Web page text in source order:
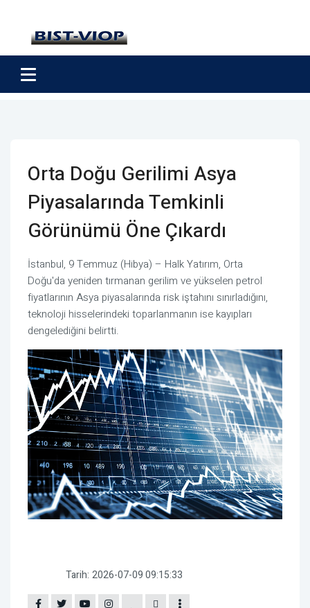
Orta Doğu Gerilimi Asya
Piyasalarında Temkinli
Görünümü Öne Çıkardı
İstanbul, 9 Temmuz (Hibya) – Halk Yatırım, Orta
Doğu'da yeniden tırmanan gerilim ve yükselen petrol
fiyatlarının Asya piyasalarında risk iştahını sınırladığını,
teknoloji hisselerindeki toparlanmanın ise kayıpları
dengelediğini belirtti.
Tarih: 2026-07-09 09:15:33